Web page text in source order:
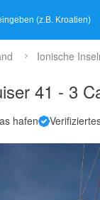
Ionische
41 - 3
hafen